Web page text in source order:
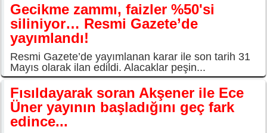
Gecikme zammı, faizler %50'si
siliniyor… Resmi Gazete’de
yayımlandı!
Resmi Gazete’de yayımlanan karar ile son tarih 31
Mayıs olarak ilan edildi. Alacaklar peşin...
Fısıldayarak soran Akşener ile Ece
Üner yayının başladığını geç fark
edince...